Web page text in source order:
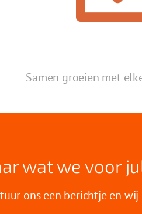
Samen groeien met
wat we voor
ons een berichtje en